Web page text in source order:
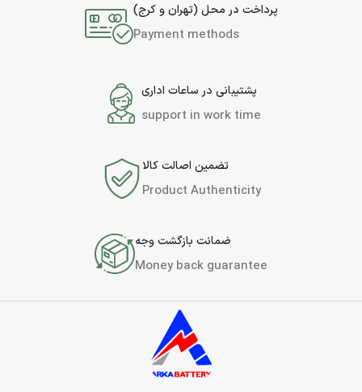
پرداخت در محل (تهران و کرج)
Payment methods
پشتیبانی در ساعات اداری
support in work time
تضمین اصالت کالا
Product Authenticity
ضمانت بازگشت وجه
Money back guarantee